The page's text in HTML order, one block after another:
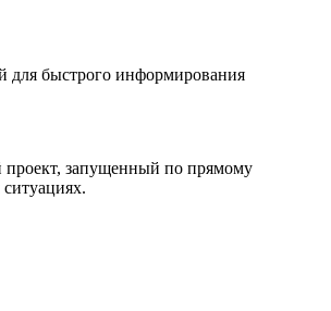
для быстрого информирования
проект, запущенный по прямому